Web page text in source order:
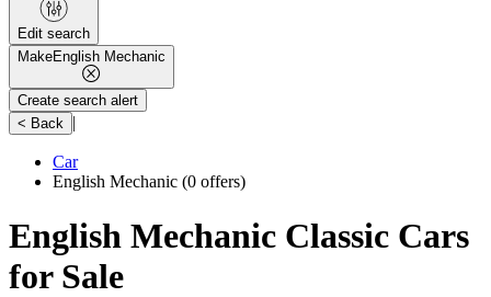
Edit search
MakeEnglish Mechanic
Create search alert
< Back |
Car
English Mechanic (0 offers)
English Mechanic Classic Cars
for Sale